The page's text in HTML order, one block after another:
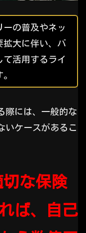
の普及やネッ
拡大に伴い、バ
て活用するライ
際には、一般的な
いケースがあるこ
切な保険
ば、自己